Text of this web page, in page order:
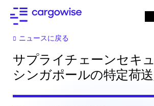
ニュースに戻る
サプライチェーンセキ
シンガポールの特定荷